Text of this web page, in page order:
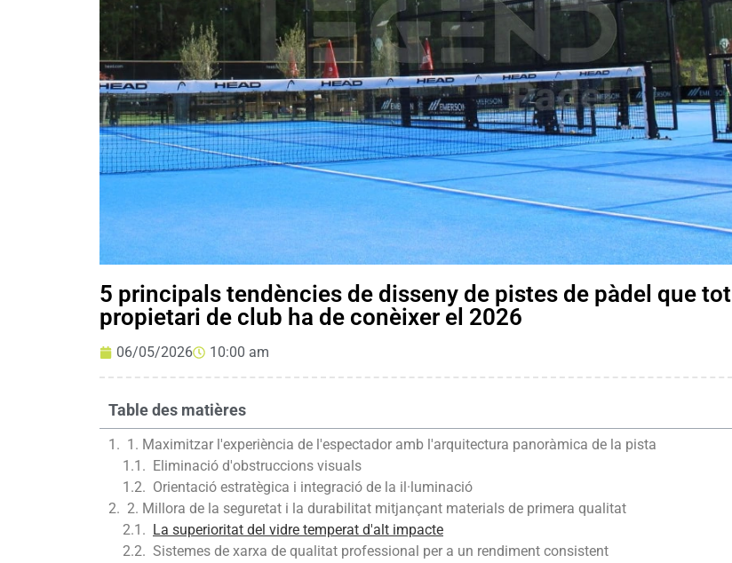
5 principals tendències de disseny de pistes de pàdel que tot
propietari de club ha de conèixer el 2026
06/05/2026 10:00 am
Table des matières
1. Maximitzar l'experiència de l'espectador amb l'arquitectura panoràmica de la pista
Eliminació d'obstruccions visuals
Orientació estratègica i integració de la il·luminació
2. Millora de la seguretat i la durabilitat mitjançant materials de primera qualitat
La superioritat del vidre temperat d'alt impacte
Sistemes de xarxa de qualitat professional per a un rendiment consistent